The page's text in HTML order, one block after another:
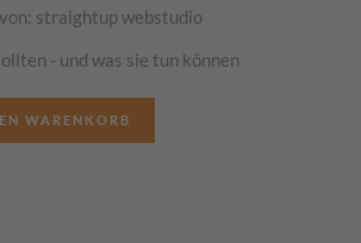
straightup webstudio
- und was sie tun können